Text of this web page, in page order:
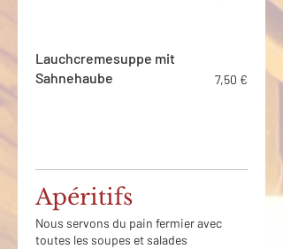
Lauchcremesuppe mit
Sahnehaube
7,50 €
Apéritifs
Nous servons du pain fermier avec
toutes les soupes et salades